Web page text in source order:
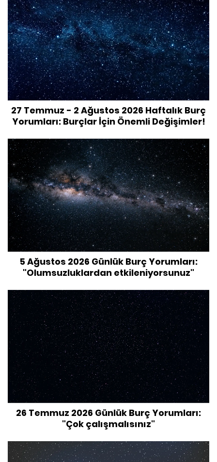
27 Temmuz - 2 Ağustos 2026 Haftalık Burç
Yorumları: Burçlar İçin Önemli Değişimler!
5 Ağustos 2026 Günlük Burç Yorumları:
"Olumsuzluklardan etkileniyorsunuz"
26 Temmuz 2026 Günlük Burç Yorumları:
"Çok çalışmalısınız"